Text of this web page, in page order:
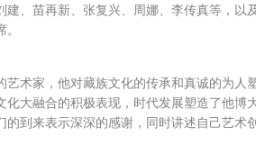
、苗再新、张复兴、周娜、李传真等，
术家，他对藏族文化的传承和真诚的为
大融合的积极表现，时代发展塑造了他
到来表示深深的感谢，同时讲述自己艺